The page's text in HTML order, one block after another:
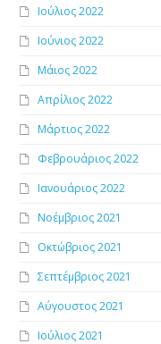
Ιούλιος 2022
Ιούνιος 2022
Μάιος 2022
Απρίλιος 2022
Μάρτιος 2022
Φεβρουάριος 2022
Ιανουάριος 2022
Νοέμβριος 2021
Οκτώβριος 2021
Σεπτέμβριος 2021
Αύγουστος 2021
Ιούλιος 2021